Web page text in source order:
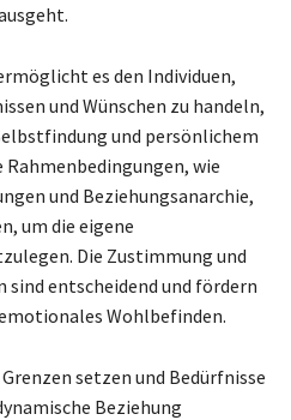
es den Individuen,
und Wünschen zu handeln,
und persönlichem
wie
und Beziehungsanarchie,
um die eigene
Die Zustimmung und
entscheidend und fördern
Wohlbefinden.
setzen und Bedürfnisse
Beziehung